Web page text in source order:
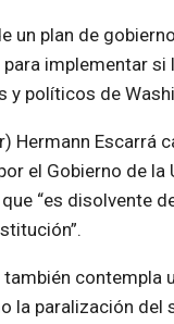
un plan de
implementar
y políticos de
Escarrá
el Gobierno de
“es disolvente
contempla
la paralización del